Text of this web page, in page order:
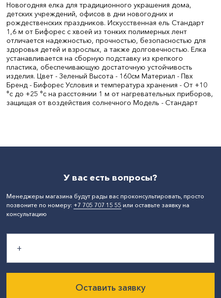
Новогодняя елка для традиционного украшения дома,
детских учреждений, офисов в дни новогодних и
рождественских праздников. Искусственная ель Стандарт
1,6 м от Бифорес с хвоей из тонких полимерных лент
отличается надежностью, прочностью, безопасностью для
здоровья детей и взрослых, а также долговечностью. Елка
устанавливается на сборную подставку из крепкого
пластика, обеспечивающую достаточную устойчивость
изделия. Цвет - Зеленый Высота - 160см Материал - Пвх
Бренд - Бифорес Условия и температура хранения - От +10
°с до +25 °с на расстоянии 1 м от нагревательных приборов,
защищая от воздействия солнечного Модель - Стандарт
У вас есть вопросы?
Менеджеры магазина будут рады вас проконсультировать, просто
позвоните по номеру: +7 705 707 15 55 или оставьте заявку на
консультацию
Оставить заявку